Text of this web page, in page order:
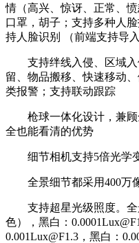
情（高兴、惊讶、正常、
口罩，胡子；支持多种人
持人脸识别 （前端支持导
支持绊线入侵、区域入
留、物品搬移、快速移动
类报警；支持联动跟踪
枪球一体化设计，兼顾
全也能看清的优势
细节相机支持5倍光学
全景细节都采用400万像
支持超星光级照度。全
色），黑白：
0.001Lux@F1.3，黑白：